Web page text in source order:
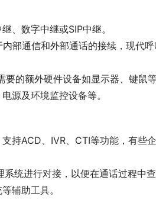
、数字中继或SIP中继。
部通信和外部通话的接续，现代
的额外硬件设备如显示器、键鼠等
源及环境监控设备等。
支持ACD、IVR、CTI等功能，有些
统进行对接，以便在通话过程中
辅助工具。